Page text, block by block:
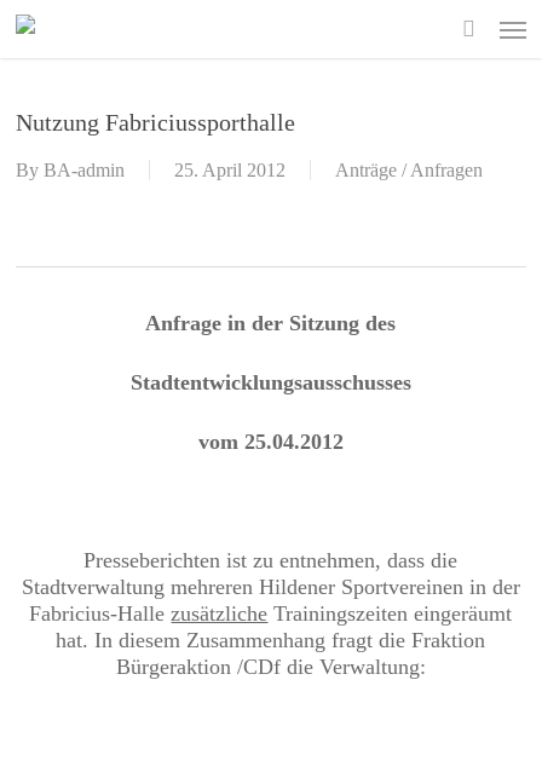
Skip
Nutzung Fabriciussporthalle
By BA-admin 25. April 2012 Anträge / Anfragen
Anfrage in der Sitzung des
Stadtentwicklungsausschusses
vom 25.04.2012
Presseberichten ist zu entnehmen, dass die
Stadtverwaltung mehreren Hildener Sportvereinen in der
Fabricius-Hallezusätzliche Trainingszeiten eingeräumt
hat. In diesem Zusammenhang fragt die Fraktion
Bürgeraktion /CDf die Verwaltung: